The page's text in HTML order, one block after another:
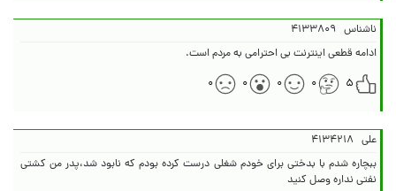
ناشناس ۴۱۳۳۸۰۹
ادامه قطعی اینترنت بی احترامی به مردم است.
۵
۰ ۰ ۰ ۰
علی ۴۱۳۴۲۱۸
ببچاره شدم با بدختی برای خودم شغلی درست کرده بودم که نابود شد،پدر من کشتی
نفتی نداره وصل کنید